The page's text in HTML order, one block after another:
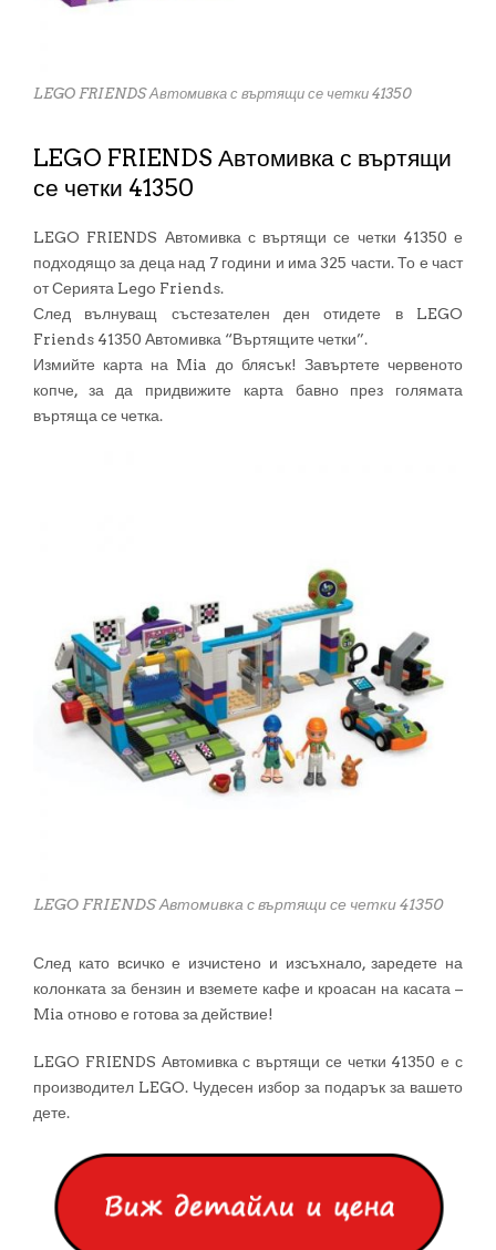
LEGO FRIENDS Автомивка с въртящи се четки 41350
LEGO FRIENDS Автомивка с въртящи
се четки 41350
LEGO FRIENDS Автомивка с въртящи се четки 41350 е
подходящо за деца над 7 години и има 325 части. То е част
от Серията Lego Friends.
След вълнуващ състезателен ден отидете в LEGO
Friends 41350 Автомивка “Въртящите четки”.
Измийте карта на Mia до блясък! Завъртете червеното
копче, за да придвижите карта бавно през голямата
въртяща се четка.
LEGO FRIENDS Автомивка с въртящи се четки 41350
След като всичко е изчистено и изсъхнало, заредете на
колонката за бензин и вземете кафе и кроасан на касата –
Mia отново е готова за действие!
LEGO FRIENDS Автомивка с въртящи се четки 41350 е с
производител LEGO. Чудесен избор за подарък за вашето
дете.